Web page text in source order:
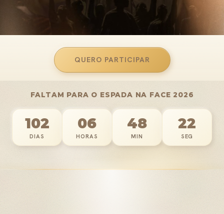
QUERO PARTICIPAR
FALTAM PARA O ESPADA NA FACE 2026
102
DIAS
06
HORAS
48
MIN
17
SEG